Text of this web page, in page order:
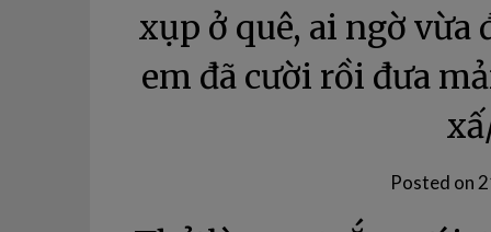
xụp ở quê, ai ngờ
em đã cười rồi đưa
Posted on